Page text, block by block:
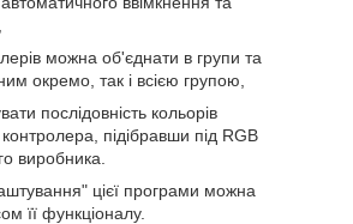
можна об'єднати в групи та
окремо, так і всією групою,
послідовність кольорів
підібравши під RGB
виробника.
цієї програми можна
її функціоналу.